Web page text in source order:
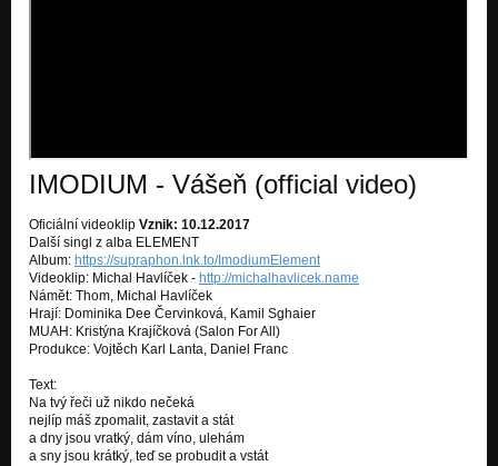
Dýchej (album Polarity)
Stigmata (Stigmata album)
Stigmata
Hlavou (Stigmata album)
Stigmata
Stigmata
Dostavníky (Akustika album)
Akustika /live/
IMODIUM - Vášeň (official video)
Oficiální videoklip Vznik: 10.12.2017
Další singl z alba ELEMENT
Album: https://supraphon.lnk.to/ImodiumElement
Videoklip: Michal Havlíček - http://michalhavlicek.name
Námět: Thom, Michal Havlíček
Hrají: Dominika Dee Červinková, Kamil Sghaier
MUAH: Kristýna Krajíčková (Salon For All)
Produkce: Vojtěch Karl Lanta, Daniel Franc
Text:
Na tvý řeči už nikdo nečeká
nejlíp máš zpomalit, zastavit a stát
a dny jsou vratký, dám víno, ulehám
a sny jsou krátký, teď se probudit a vstát